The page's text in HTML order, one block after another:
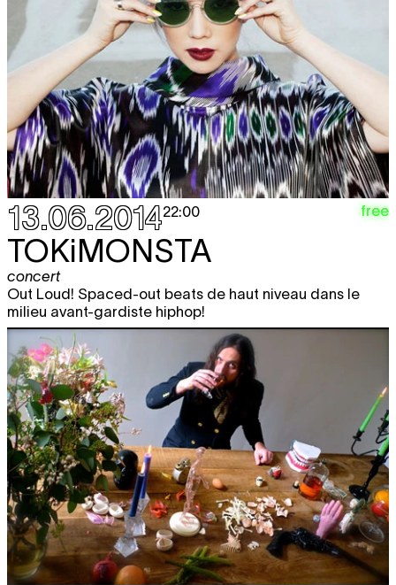
13.06.201422:00 free
TOKiMONSTA
concert
Out Loud! Spaced-out beats de haut niveau dans le
milieu avant-gardiste hiphop!